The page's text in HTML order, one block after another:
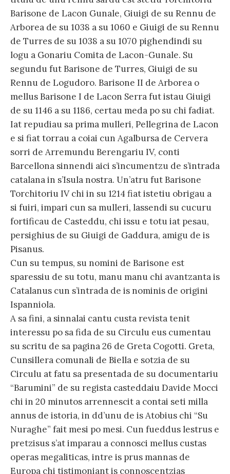
Barisone de Lacon Gunale, Giuigi de su Rennu de
Arborea de su 1038 a su 1060 e Giuigi de su Rennu
de Turres de su 1038 a su 1070 pighendindi su
logu a Gonariu Comita de Lacon-Gunale. Su
segundu fut Barisone de Turres, Giuigi de su
Rennu de Logudoro. Barisone II de Arborea o
mellus Barisone I de Lacon Serra fut istau Giuigi
de su 1146 a su 1186, certau meda po su chi fadiat.
Iat repudiau sa prima mulleri, Pellegrina de Lacon
e si fiat torrau a coiai cun Agalbursa de Cervera
sorri de Arremundu Berengariu IV, conti
Barcellona sinnendi aici s’incumentzu de s’intrada
catalana in s’Isula nostra. Un’atru fut Barisone
Torchitoriu IV chi in su 1214 fiat istetiu obrigau a
si fuiri, impari cun sa mulleri, lassendi su cucuru
fortificau de Casteddu, chi issu e totu iat pesau,
persighius de su Giuigi de Gaddura, amigu de is
Pisanus.
Cun su tempus, su nomini de Barisone est
sparessiu de su totu, manu manu chi avantzanta is
Catalanus cun s’intrada de is nominis de origini
Ispanniola.
A sa fini, a sinnalai cantu custa revista tenit
interessu po sa fida de su Circulu eus cumentau
su scritu de sa pagina 26 de Greta Cogotti. Greta,
Cunsillera comunali de Biella e sotzia de su
Circulu at fatu sa presentada de su documentariu
“Barumini” de su regista casteddaiu Davide Mocci
chi in 20 minutos arrennescit a contai seti milla
annus de istoria, in dd’unu de is Atobius chi “Su
Nuraghe” fait mesi po mesi. Cun fueddus lestrus e
pretzisus s’at imparau a connosci mellus custas
operas megaliticas, intre is prus mannas de
Europa chi tistimoniant is connoscentzias